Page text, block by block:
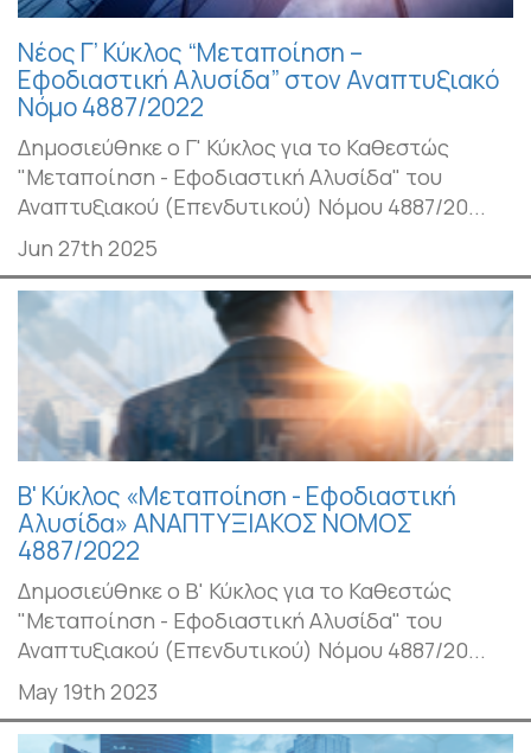
Νέος Γ’ Κύκλος “Μεταποίηση –
Εφοδιαστική Αλυσίδα” στον Αναπτυξιακό
Νόμο 4887/2022
Δημοσιεύθηκε ο Γ' Κύκλος για το Καθεστώς
"Μεταποίηση - Εφοδιαστική Αλυσίδα" του
Αναπτυξιακού (Επενδυτικού) Νόμου 4887/20...
Jun 27th 2025
Β' Κύκλος «Μεταποίηση - Εφοδιαστική
Αλυσίδα» ΑΝΑΠΤΥΞΙΑΚΟΣ ΝΟΜΟΣ
4887/2022
Δημοσιεύθηκε ο Β' Κύκλος για το Καθεστώς
"Μεταποίηση - Εφοδιαστική Αλυσίδα" του
Αναπτυξιακού (Επενδυτικού) Νόμου 4887/20...
May 19th 2023